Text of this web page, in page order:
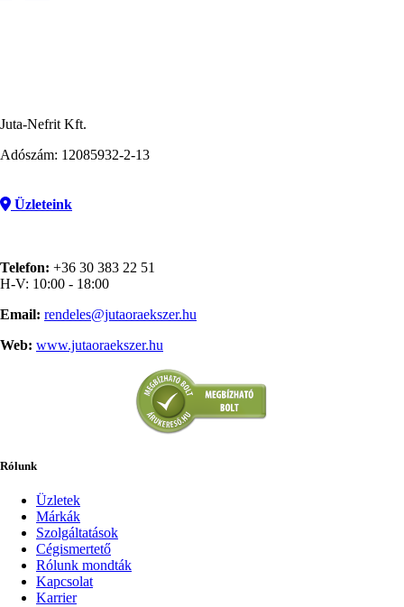
Juta-Nefrit Kft.
Adószám: 12085932-2-13
Üzleteink
Telefon: +36 30 383 22 51
H-V: 10:00 - 18:00
Email: rendeles@jutaoraekszer.hu
Web: www.jutaoraekszer.hu
Rólunk
Üzletek
Márkák
Szolgáltatások
Cégismertető
Rólunk mondták
Kapcsolat
Karrier